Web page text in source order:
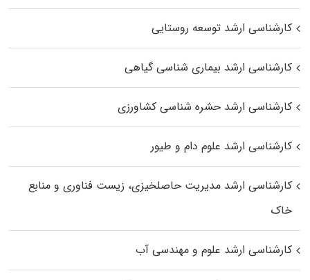
کارشناسی ارشد توسعه روستایی
کارشناسی ارشد بیماری‌ شناسی گیاهی
کارشناسی ارشد حشره‌ شناسی کشاورزی
کارشناسی ارشد علوم دام و طیور
کارشناسی ارشد مدیریت حاصلخیزی، زیست فناوری و منابع
خاک
کارشناسی ارشد علوم و مهندسی آب